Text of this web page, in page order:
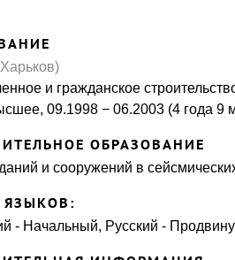
и гражданское
09.1998 − 06.2003 (4 года 9
ОБРАЗОВАНИЕ
и сооружений в
ЯЗЫКОВ:
- Начальный, Русский -